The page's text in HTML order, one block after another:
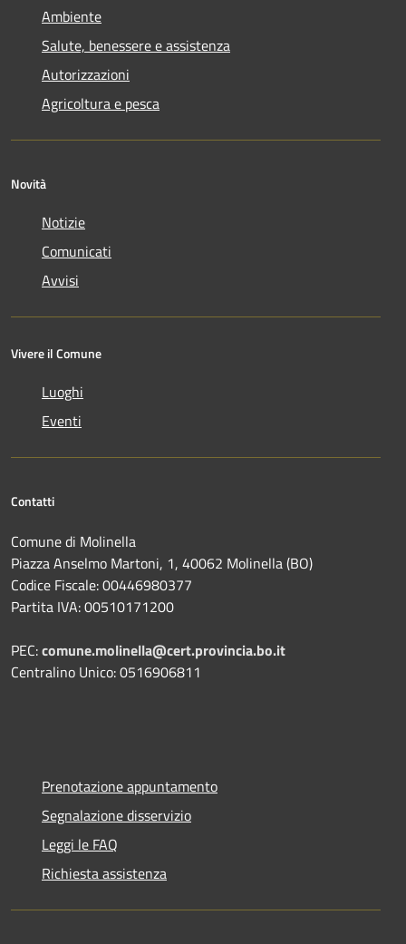
Ambiente
Salute, benessere e assistenza
Autorizzazioni
Agricoltura e pesca
Novità
Notizie
Comunicati
Avvisi
Vivere il Comune
Luoghi
Eventi
Contatti
Comune di Molinella
Piazza Anselmo Martoni, 1, 40062 Molinella (BO)
Codice Fiscale: 00446980377
Partita IVA: 00510171200
PEC:comune.molinella@cert.provincia.bo.it
Centralino Unico: 0516906811
Prenotazione appuntamento
Segnalazione disservizio
Leggi le FAQ
Richiesta assistenza